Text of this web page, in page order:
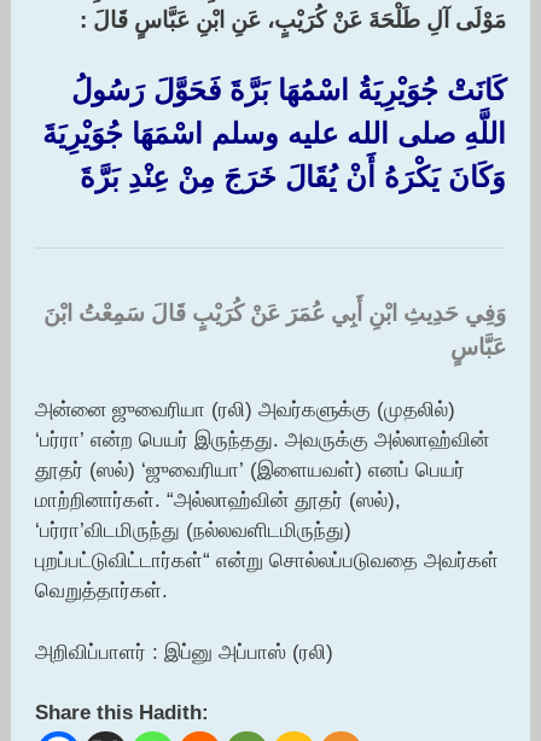
مَوْلَى آلِ طَلْحَةَ عَنْ كُرَيْبٍ، عَنِ ابْنِ عَبَّاسٍ قَالَ :‏
كَانَتْ جُوَيْرِيَةُ اسْمُهَا بَرَّةَ فَحَوَّلَ رَسُولُ
اللَّهِ صلى الله عليه وسلم اسْمَهَا جُوَيْرِيَةَ
وَكَانَ يَكْرَهُ أَنْ يُقَالَ خَرَجَ مِنْ عِنْدِ بَرَّةَ
وَفِي حَدِيثِ ابْنِ أَبِي عُمَرَ عَنْ كُرَيْبٍ قَالَ سَمِعْتُ ابْنَ
عَبَّاسٍ ‏
அன்னை ஜுவைரியா (ரலி) அவர்களுக்கு (முதலில்)
‘பர்ரா’ என்ற பெயர் இருந்தது. அவருக்கு அல்லாஹ்வின்
தூதர் (ஸல்) ‘ஜுவைரியா’ (இளையவள்) எனப் பெயர்
மாற்றினார்கள். “அல்லாஹ்வின் தூதர் (ஸல்),
‘பர்ரா’விடமிருந்து (நல்லவளிடமிருந்து)
புறப்பட்டுவிட்டார்கள்“ என்று சொல்லப்படுவதை அவர்கள்
வெறுத்தார்கள்.
அறிவிப்பாளர் : இப்னு அப்பாஸ் (ரலி)
Share this Hadith: